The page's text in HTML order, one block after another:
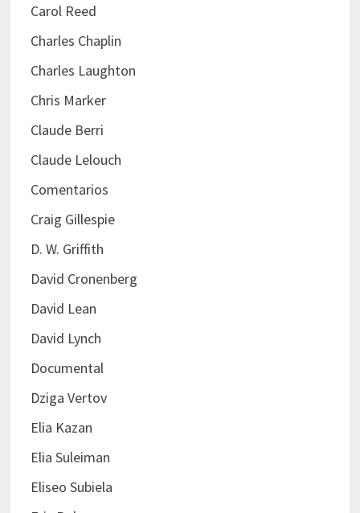
Carol Reed
Charles Chaplin
Charles Laughton
Chris Marker
Claude Berri
Claude Lelouch
Comentarios
Craig Gillespie
D. W. Griffith
David Cronenberg
David Lean
David Lynch
Documental
Dziga Vertov
Elia Kazan
Elia Suleiman
Eliseo Subiela